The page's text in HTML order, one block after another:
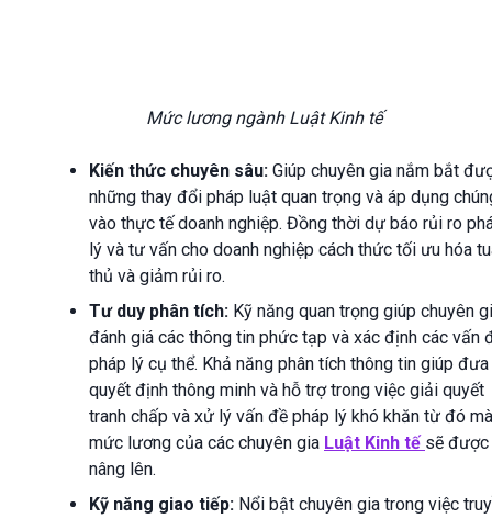
Mức lương ngành Luật Kinh tế
Kiến thức chuyên sâu: Giúp chuyên gia nắm bắt
những thay đổi pháp luật quan trọng và áp dụng
vào thực tế doanh nghiệp. Đồng thời dự báo rủi ro
lý và tư vấn cho doanh nghiệp cách thức tối ưu hóa
thủ và giảm rủi ro.
Tư duy phân tích: Kỹ năng quan trọng giúp chuyên
đánh giá các thông tin phức tạp và xác định các vấn
pháp lý cụ thể. Khả năng phân tích thông tin giúp đưa
quyết định thông minh và hỗ trợ trong việc giải quyết
tranh chấp và xử lý vấn đề pháp lý khó khăn từ đó mà
mức lương của các chuyên gia Luật Kinh tế sẽ được
nâng lên.
Kỹ năng giao tiếp: Nổi bật chuyên gia trong việc